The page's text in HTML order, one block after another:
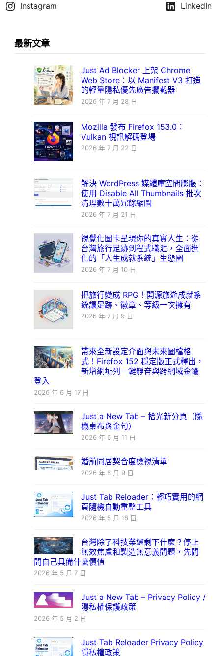
Instagram
LinkedIn
最新文章
Just Ad Blocker 上架 Chrome
Web Store：以 Manifest V3 打造
的輕量隱私優先廣告攔截器
2026 年 7 月 28 日
Mozilla 發布 Firefox 153.0：
Vulkan 視訊解碼登場
2026 年 7 月 22 日
解決 WordPress 媒體庫空間膨脹：
使用 Disable All Thumbnails 批次
清理數十萬冗餘縮圖
2026 年 7 月 21 日
視覺化圖卡呈現你的真實人生：從
台灣旅行足跡到程式職涯，全面進
化的「人生成就系統」生態圈
2026 年 7 月 10 日
把旅行變成 RPG！開源旅遊成就系
統讓足跡、徽章、等級一次擁有
2026 年 7 月 9 日
帶來全新設定介面與未來圖檔格
式！Firefox 152 穩定版正式釋出，
新增網址列一鍵靜音與跨網域金鑰
登入
2026 年 6 月 17 日
Just a New Tab – 拾光新分頁（隨
機桌布與金句）
2026 年 6 月 11 日
婚前同居契合度檢視清單
2026 年 6 月 9 日
Just Tab Reloader：輕巧實用的網
頁隨機自動重整工具
2026 年 5 月 18 日
台灣除了科技業還剩下什麼？停止
無效焦慮和製造無意義問題，先問
問自己具備什麼價值
2026 年 5 月 7 日
Just a New Tab – Privacy Policy /
隱私權保護政策
2026 年 5 月 2 日
Just Tab Reloader Privacy Policy
隱私權政策